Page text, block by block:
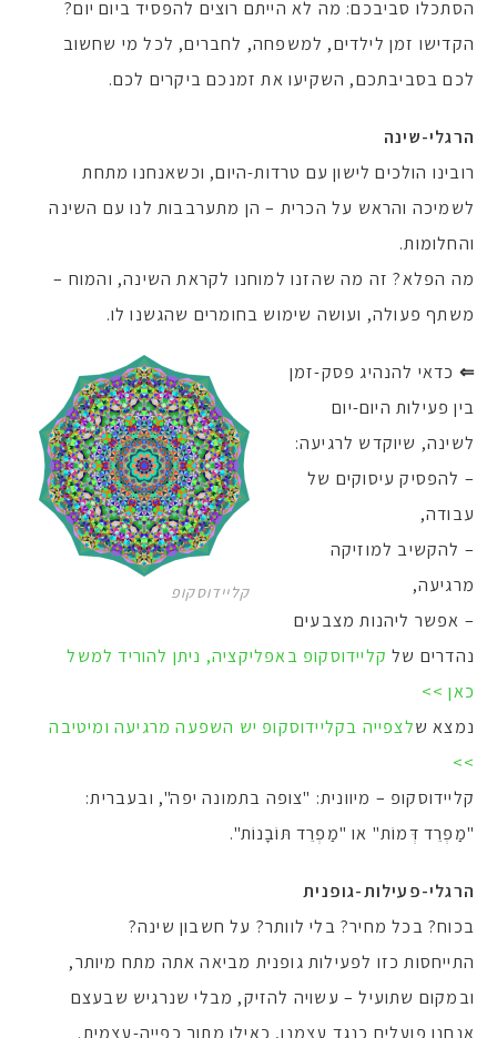
הסתכלו סביבכם: מה לא הייתם רוצים להפסיד ביום יום?
הקדישו זמן לילדים, למשפחה, לחברים, לכל מי שחשוב
לכם בסביבתכם, השקיעו את זמנכם ביקרים לכם.
הרגלי-שינה
רובינו הולכים לישון עם טרדות-היום, וכשאנחנו מתחת
לשמיכה והראש על הכרית – הן מתערבבות לנו עם השינה
והחלומות.
מה הפלא? זה מה שהזנו למוחנו לקראת השינה, והמוח –
משתף פעולה, ועושה שימוש בחומרים שהגשנו לו.
קליידוסקופ
⇐ כדאי להנהיג פסק-זמן
בין פעילות היום-יום
לשינה, שיוקדש לרגיעה:
– להפסיק עיסוקים של
עבודה,
– להקשיב למוזיקה
מרגיעה,
– אפשר ליהנות מצבעים
נהדרים של קליידוסקופ באפליקציה, ניתן להוריד למשל
כאן >>
נמצא שלצפייה בקליידוסקופ יש השפעה מרגיעה ומיטיבה
>>
קליידוסקופ – מיוונית: "צופה בתמונה יפה", ובעברית:
"מַפְרֵד דְּמוֹת" או "מַפְרֵד תּוֹבָנוֹת".
הרגלי-פעילות-גופנית
בכוח? בכל מחיר? בלי לוותר? על חשבון שינה?
התייחסות כזו לפעילות גופנית מביאה אתה מתח מיותר,
ובמקום שתועיל – עשויה להזיק, מבלי שנרגיש שבעצם
אנחנו פועלים כנגד עצמנו, כאילו מתוך כפייה-עצמית.